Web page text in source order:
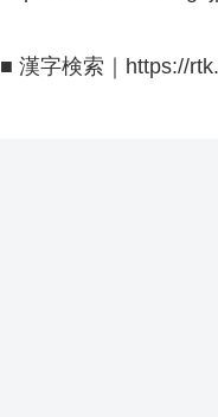
■ 漢字検索｜https://